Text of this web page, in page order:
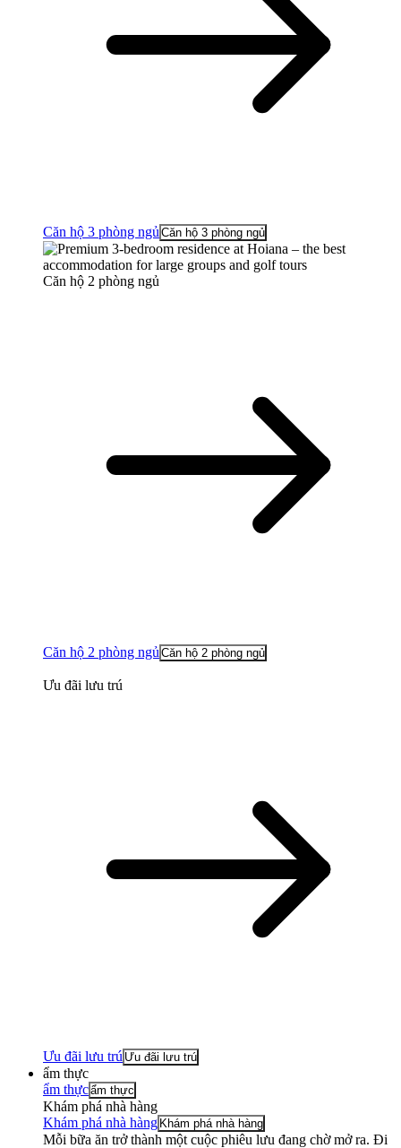
Căn hộ 3 phòng ngủ Căn hộ 3 phòng ngủ
Căn hộ 2 phòng ngủ
Căn hộ 2 phòng ngủ Căn hộ 2 phòng ngủ
Ưu đãi lưu trú
Ưu đãi lưu trú Ưu đãi lưu trú
ẩm thực
ẩm thựcẩm thực
Khám phá nhà hàng
Khám phá nhà hàng Khám phá nhà hàng
Mỗi bữa ăn trở thành một cuộc phiêu lưu đang chờ mở ra. Đi